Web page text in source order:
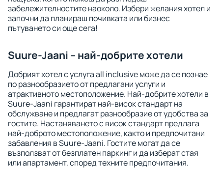
забележителностите наоколо. Избери желания хотел и
започни да планираш почивката или бизнес
пътуването си още сега!
Suure-Jaani – най-добрите хотели
Добрият хотел с услуга all inclusive може да се познае
по разнообразието от предлагани услуги и
атрактивното местоположение. Най-добрите хотели в
Suure-Jaani гарантират най-висок стандарт на
обслужване и предлагат разнообразие от удобства за
гостите. Настаняването с висок стандарт предлага
най-доброто местоположение, както и предпочитани
забавления в Suure-Jaani. Гостите могат да се
възползват от безплатен паркинг и да изберат стая
или апартамент, според техните предпочитания.